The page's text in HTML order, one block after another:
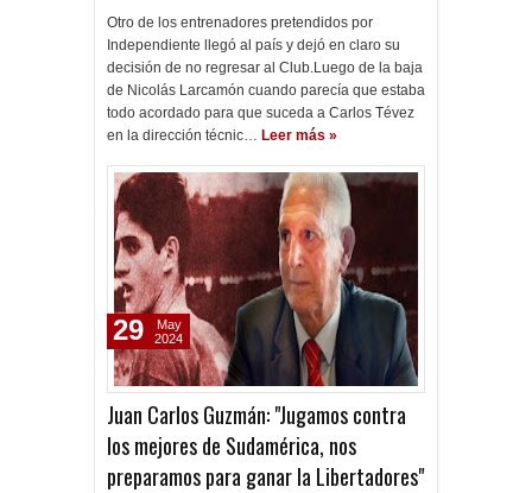
Otro de los entrenadores pretendidos por
Independiente llegó al país y dejó en claro su
decisión de no regresar al Club.Luego de la baja
de Nicolás Larcamón cuando parecía que estaba
todo acordado para que suceda a Carlos Tévez
en la dirección técnic… Leer más »
Juan Carlos Guzmán: "Jugamos contra
los mejores de Sudamérica, nos
preparamos para ganar la Libertadores"
29
May
2024